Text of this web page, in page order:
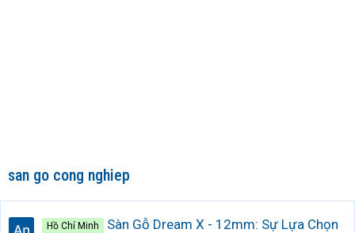
san go cong nghiep
Hồ Chí Minh
Sàn Gỗ Dream X - 12mm: Sự Lựa Chọn